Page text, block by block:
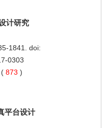
计研究
1841. doi:
0303
( 873 )
平台设计